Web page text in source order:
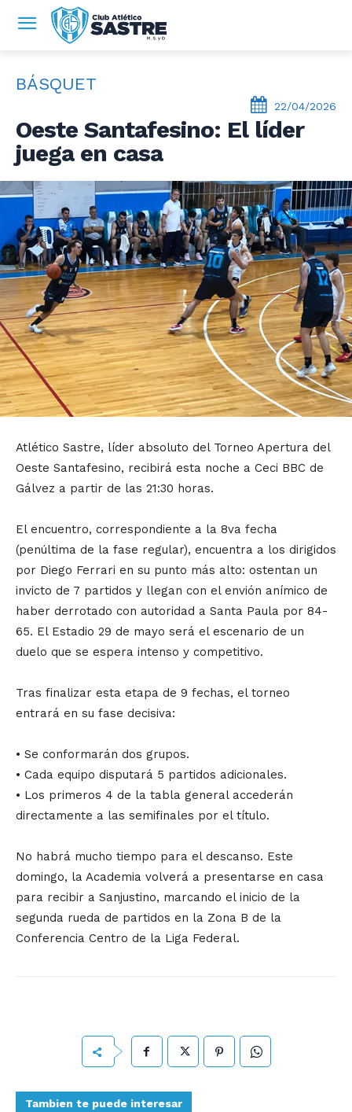
BÁSQUET
22/04/2026
Oeste Santafesino: El líder
juega en casa
Atlético Sastre, líder absoluto del Torneo Apertura del
Oeste Santafesino, recibirá esta noche a Ceci BBC de
Gálvez a partir de las 21:30 horas.
El encuentro, correspondiente a la 8va fecha
(penúltima de la fase regular), encuentra a los dirigidos
por Diego Ferrari en su punto más alto: ostentan un
invicto de 7 partidos y llegan con el envión anímico de
haber derrotado con autoridad a Santa Paula por 84-
65. El Estadio 29 de mayo será el escenario de un
duelo que se espera intenso y competitivo.
Tras finalizar esta etapa de 9 fechas, el torneo
entrará en su fase decisiva:
• Se conformarán dos grupos.
• Cada equipo disputará 5 partidos adicionales.
• Los primeros 4 de la tabla general accederán
directamente a las semifinales por el título.
No habrá mucho tiempo para el descanso. Este
domingo, la Academia volverá a presentarse en casa
para recibir a Sanjustino, marcando el inicio de la
segunda rueda de partidos en la Zona B de la
Conferencia Centro de la Liga Federal.
Tambien te puede interesar